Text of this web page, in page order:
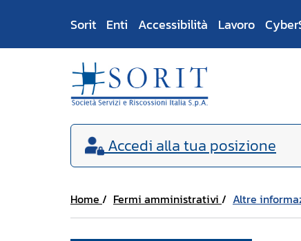
Sorit Enti Accessibilità Lavoro
Accedi alla tua posizione
Home Fermi amministrativi Altre